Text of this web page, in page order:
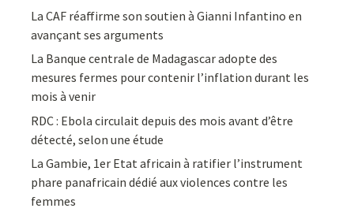
La CAF réaffirme son soutien à Gianni Infantino en
avançant ses arguments
La Banque centrale de Madagascar adopte des
mesures fermes pour contenir l’inflation durant les
mois à venir
RDC : Ebola circulait depuis des mois avant d’être
détecté, selon une étude
La Gambie, 1er Etat africain à ratifier l’instrument
phare panafricain dédié aux violences contre les
femmes